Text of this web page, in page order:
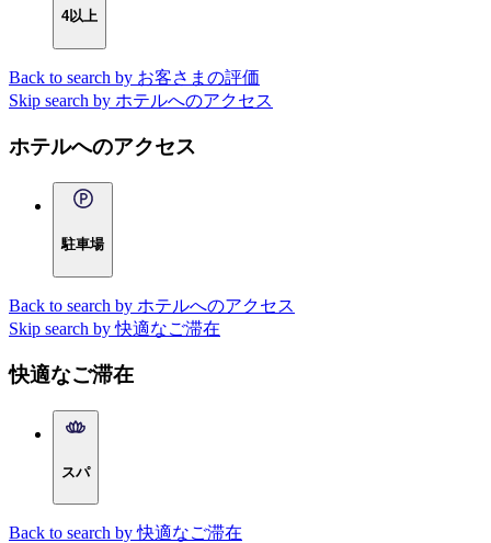
4以上
Back to search by お客さまの評価
Skip search by ホテルへのアクセス
ホテルへのアクセス
駐車場
Back to search by ホテルへのアクセス
Skip search by 快適なご滞在
快適なご滞在
スパ
Back to search by 快適なご滞在